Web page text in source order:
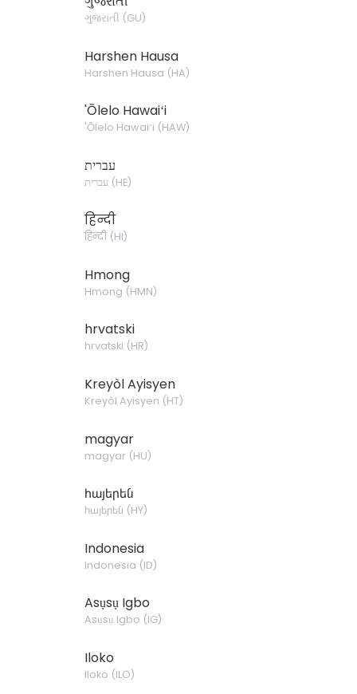
ગુજરાતી (GU)
Harshen Hausa
Harshen Hausa (HA)
'Ōlelo Hawaiʻi
'Ōlelo Hawaiʻi (HAW)
עברית
עברית(HE)
हिन्दी
हिन्दी(HI)
Hmong
Hmong (HMN)
hrvatski
hrvatski (HR)
Kreyòl Ayisyen
Kreyòl Ayisyen (HT)
magyar
magyar (HU)
հայերեն
հայերեն (HY)
Indonesia
Indonesia (ID)
Asụsụ Igbo
Asụsụ Igbo (IG)
Iloko
Iloko (ILO)